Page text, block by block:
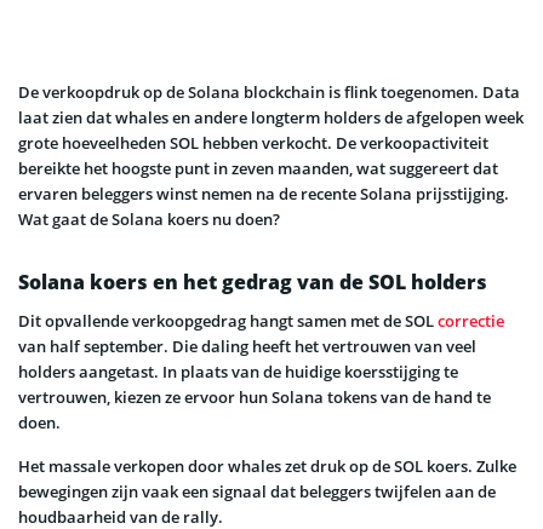
De verkoopdruk op de Solana blockchain is flink toegenomen. Data
laat zien dat whales en andere longterm holders de afgelopen week
grote hoeveelheden SOL hebben verkocht. De verkoopactiviteit
bereikte het hoogste punt in zeven maanden, wat suggereert dat
ervaren beleggers winst nemen na de recente Solana prijsstijging.
Wat gaat de Solana koers nu doen?
Solana koers en het gedrag van de SOL holders
Dit opvallende verkoopgedrag hangt samen met de SOLcorrectie
van half september. Die daling heeft het vertrouwen van veel
holders aangetast. In plaats van de huidige koersstijging te
vertrouwen, kiezen ze ervoor hun Solana tokens van de hand te
doen.
Het massale verkopen door whales zet druk op de SOL koers. Zulke
bewegingen zijn vaak een signaal dat beleggers twijfelen aan de
houdbaarheid van de rally.